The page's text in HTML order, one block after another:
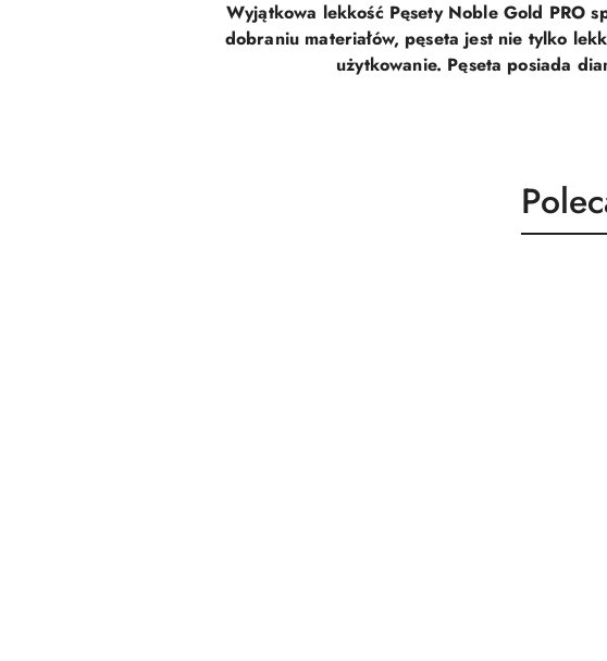
Wyjątkowa lekkość Pęsety Noble Gold PRO
dobraniu materiałów, pęseta jest nie tylko
użytkowanie. Pęseta posiada
o